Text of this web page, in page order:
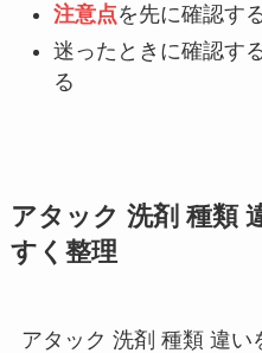
注意点を先に確認す
迷ったときに確認す
る
アタック 洗剤 種類
すく整理
アタック 洗剤 種類 違